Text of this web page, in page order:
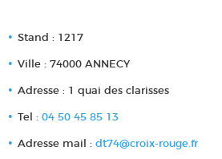
Stand : 1217
Ville : 74000 ANNECY
Adresse : 1 quai des clarisses
Tel : 04 50 45 85 13
Adresse mail : dt74@croix-rouge.fr